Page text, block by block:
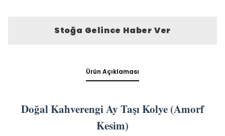
Stoğa Gelince Haber Ver
Ürün Açıklaması
Doğal Kahverengi Ay Taşı Kolye (Amorf
Kesim)